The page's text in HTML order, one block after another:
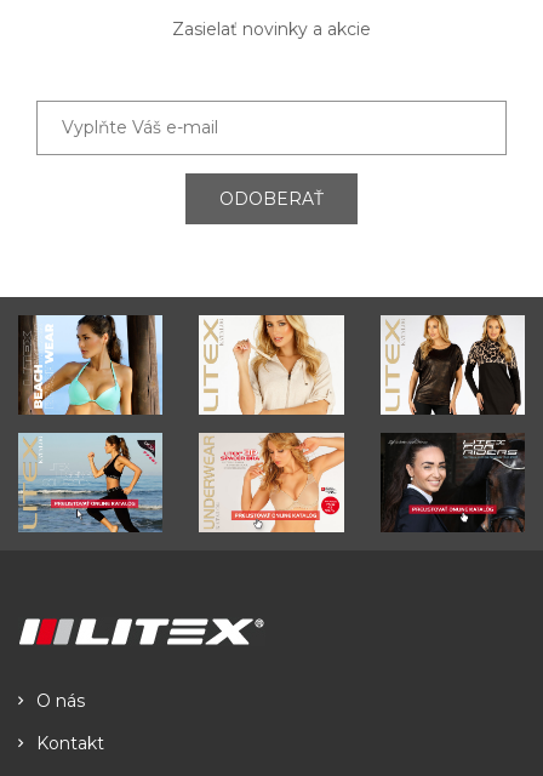
Zasielať novinky a akcie
ODOBERAŤ
O nás
Kontakt